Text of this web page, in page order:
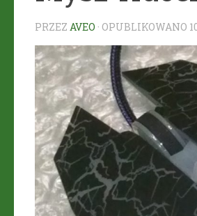
PRZEZ AVEO · OPUBLIKOWANO